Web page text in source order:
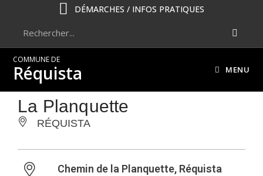
DÉMARCHES / INFOS PRATIQUES
COMMUNE DE
Réquista MENU
La Planquette
RÉQUISTA
Chemin de la Planquette, Réquista